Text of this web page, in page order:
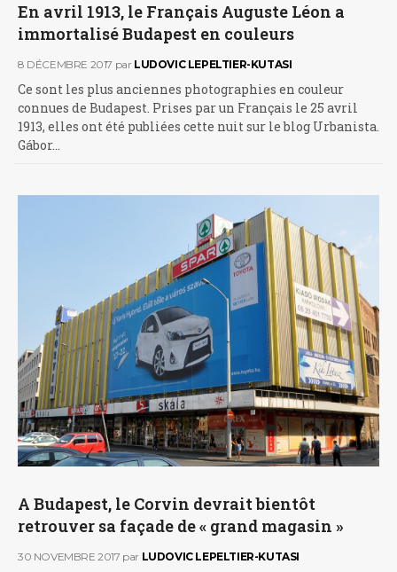
En avril 1913, le Français Auguste Léon a
immortalisé Budapest en couleurs
8 DÉCEMBRE 2017 par LUDOVIC LEPELTIER-KUTASI
Ce sont les plus anciennes photographies en couleur
connues de Budapest. Prises par un Français le 25 avril
1913, elles ont été publiées cette nuit sur le blog Urbanista.
Gábor…
A Budapest, le Corvin devrait bientôt
retrouver sa façade de « grand magasin »
30 NOVEMBRE 2017 par LUDOVIC LEPELTIER-KUTASI